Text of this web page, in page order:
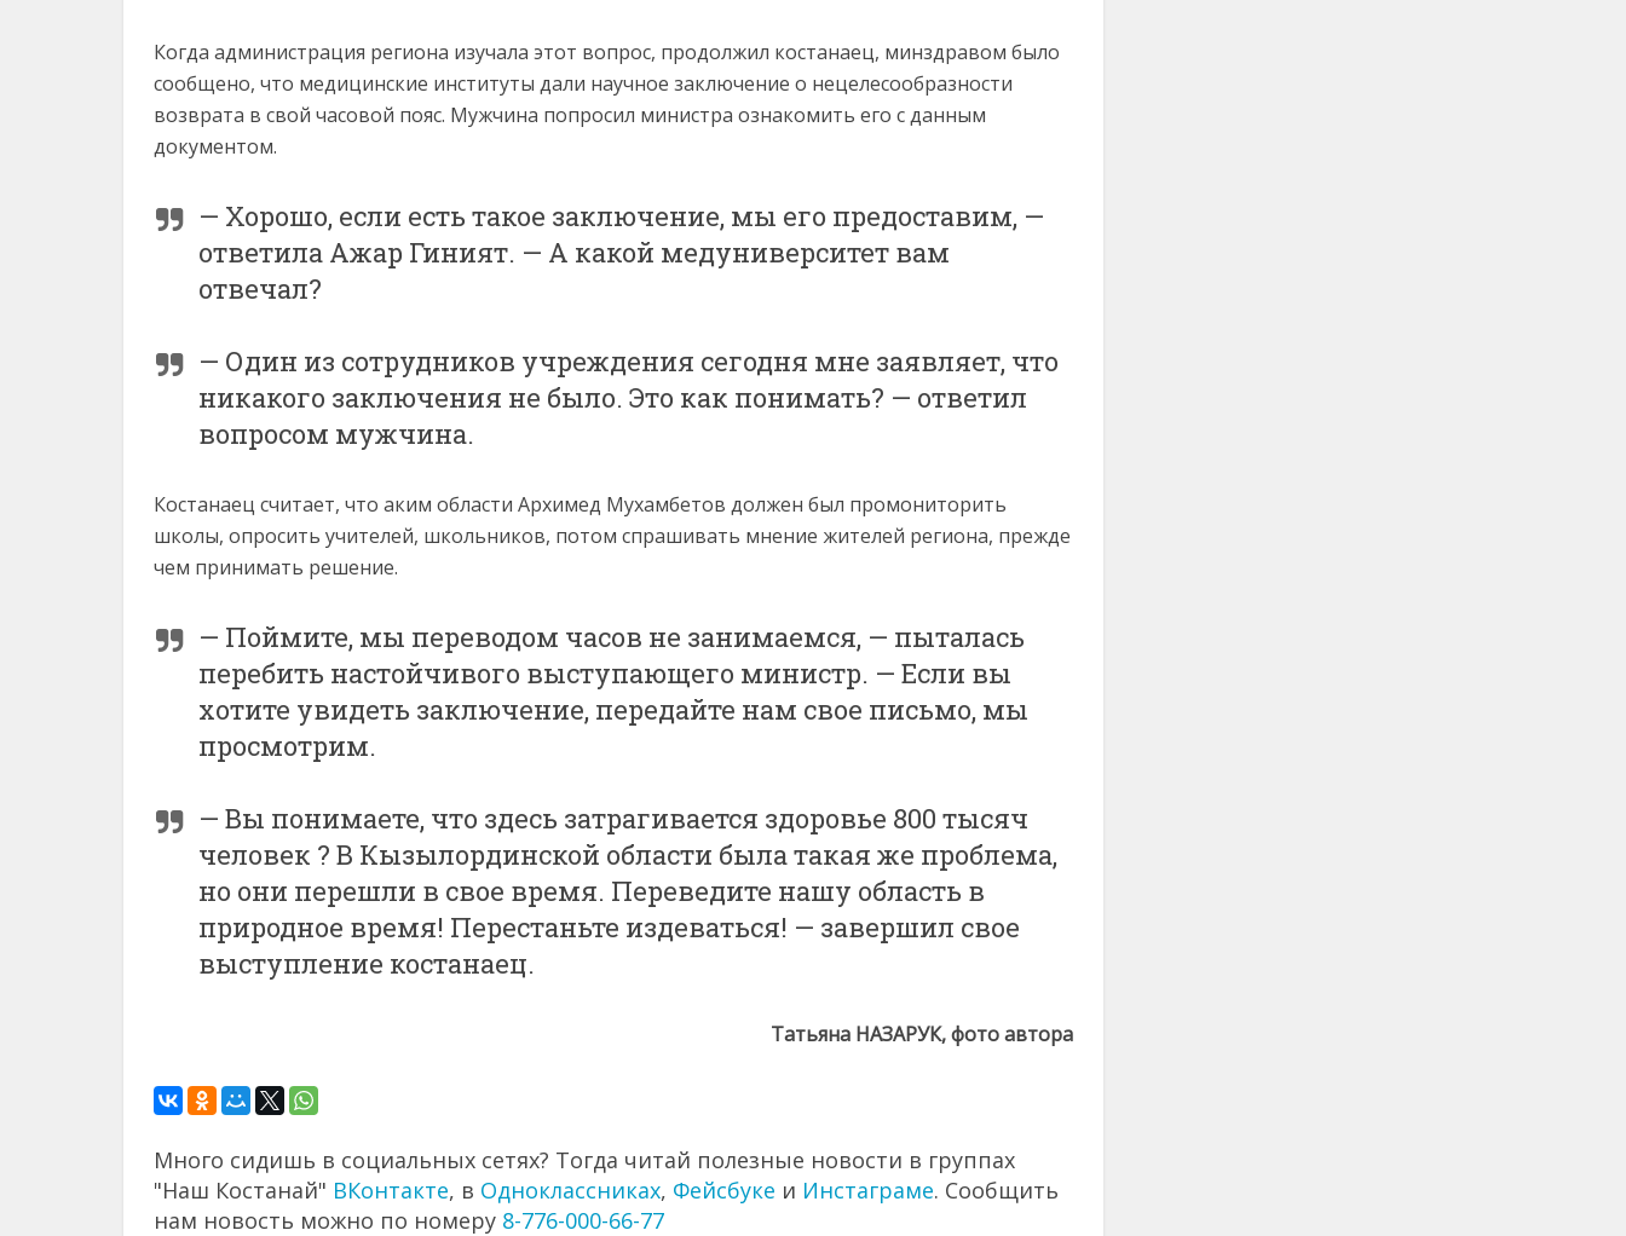
Когда администрация региона изучала этот вопрос, продолжил костанаец, минздравом было
сообщено, что медицинские институты дали научное заключение о нецелесообразности
возврата в свой часовой пояс. Мужчина попросил министра ознакомить его с данным
документом.
— Хорошо, если есть такое заключение, мы его предоставим, —
ответила Ажар Гиният. — А какой медуниверситет вам
отвечал?
— Один из сотрудников учреждения сегодня мне заявляет, что
никакого заключения не было. Это как понимать? — ответил
вопросом мужчина.
Костанаец считает, что аким области Архимед Мухамбетов должен был промониторить
школы, опросить учителей, школьников, потом спрашивать мнение жителей региона, прежде
чем принимать решение.
— Поймите, мы переводом часов не занимаемся, — пыталась
перебить настойчивого выступающего министр. — Если вы
хотите увидеть заключение, передайте нам свое письмо, мы
просмотрим.
— Вы понимаете, что здесь затрагивается здоровье 800 тысяч
человек ? В Кызылординской области была такая же проблема,
но они перешли в свое время. Переведите нашу область в
природное время! Перестаньте издеваться! — завершил свое
выступление костанаец.
Татьяна НАЗАРУК, фото автора
Много сидишь в социальных сетях? Тогда читай полезные новости в группах
"Наш Костанай" ВКонтакте, в Одноклассниках, Фейсбуке и Инстаграме. Сообщить
нам новость можно по номеру 8-776-000-66-77